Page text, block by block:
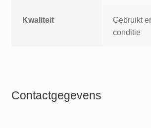
Kwaliteit
Gebruikt
conditie
Contactgegevens